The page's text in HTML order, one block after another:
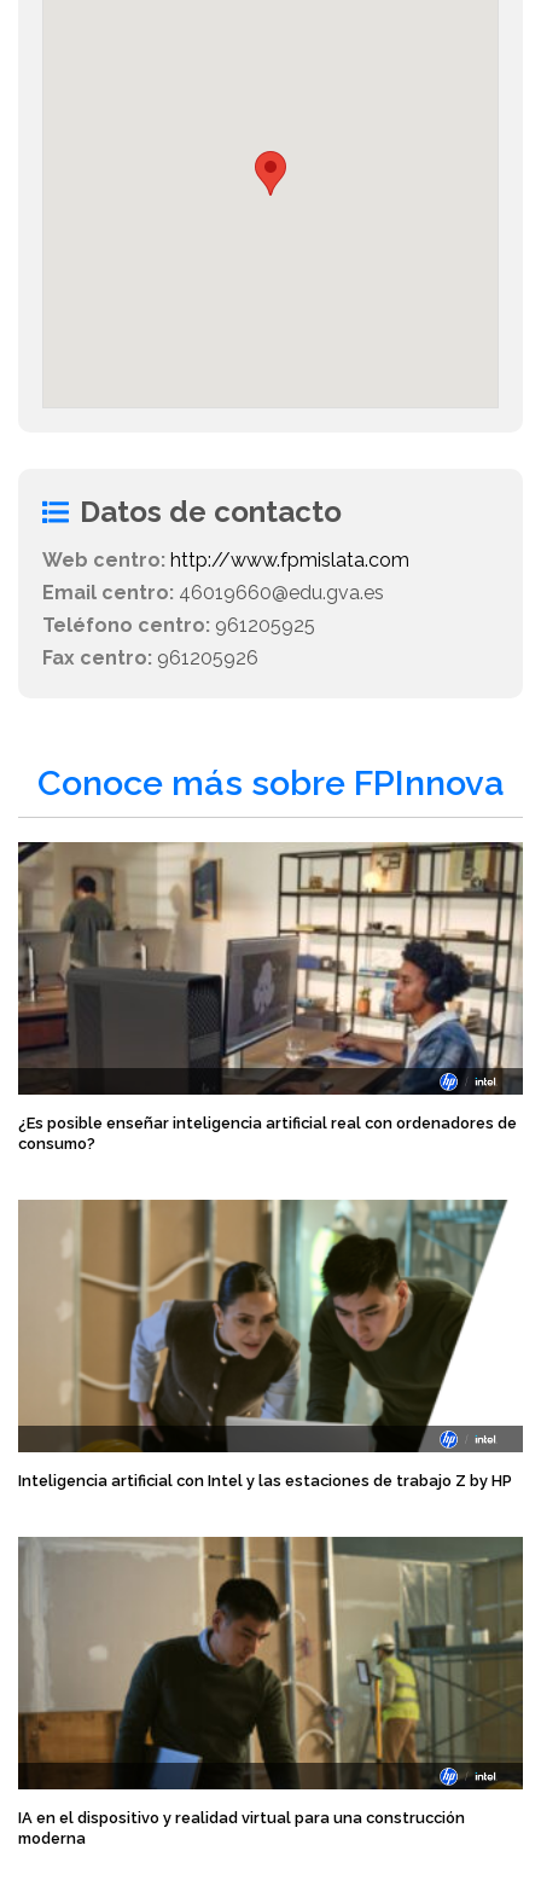
Datos de contacto
Web centro: http://www.fpmislata.com
Email centro: 46019660@edu.gva.es
Teléfono centro: 961205925
Fax centro: 961205926
Conoce más sobre FPInnova
¿Es posible enseñar inteligencia artificial real con ordenadores de
consumo?
Inteligencia artificial con Intel y las estaciones de trabajo Z by HP
IA en el dispositivo y realidad virtual para una construcción
moderna